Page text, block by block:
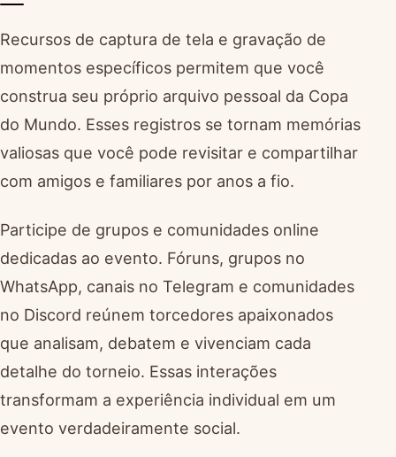
Recursos de captura de tela e gravação de
momentos específicos permitem que você
construa seu próprio arquivo pessoal da Copa
do Mundo. Esses registros se tornam memórias
valiosas que você pode revisitar e compartilhar
com amigos e familiares por anos a fio.
Participe de grupos e comunidades online
dedicadas ao evento. Fóruns, grupos no
WhatsApp, canais no Telegram e comunidades
no Discord reúnem torcedores apaixonados
que analisam, debatem e vivenciam cada
detalhe do torneio. Essas interações
transformam a experiência individual em um
evento verdadeiramente social.